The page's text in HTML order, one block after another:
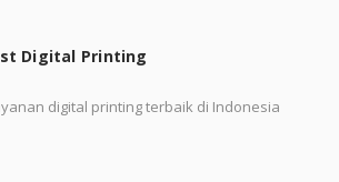
Digital Printing
digital printing terbaik di Indonesia